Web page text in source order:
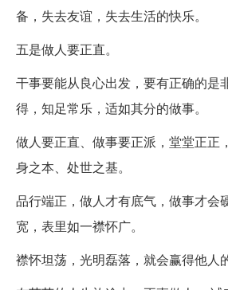
备，失去友谊，失去生活的快乐。
五是做人要正直。
干事要能从良心出发，要有正确的是
得，知足常乐，适如其分的做事。
做人要正直、做事要正派，堂堂正正
身之本、处世之基。
品行端正，做人才有底气，做事才会
宽，表里如一襟怀广。
襟怀坦荡，光明磊落，就会赢得他人